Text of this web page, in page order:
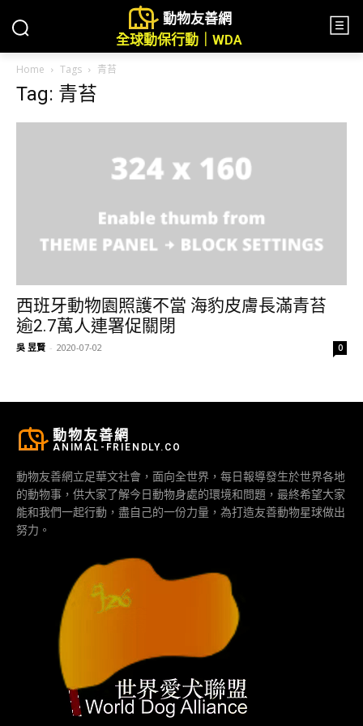
動物友善網
全球動保行動｜WDA
Home Tags 青苔
Tag: 青苔
西班牙動物園照護不當 海豹皮膚長滿青苔
逾2.7萬人連署促關閉
吳 昱賢 - 2020-07-02 0
動物友善網
ANIMAL-FRIENDLY.CO
動物友善網立足華文社會，面向全世界，每日報導發生於世界各地
的動物事，供大家了解今日動物身處的環境和問題，最終希望大家
能和我們一起行動，盡自己的一份力量，為打造友善動物星球做出
努力。